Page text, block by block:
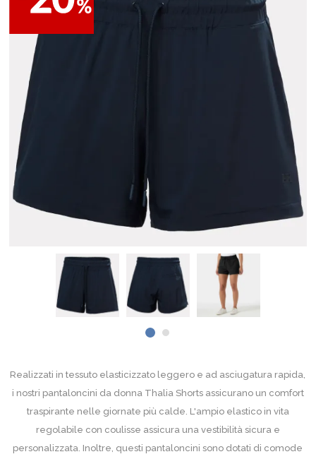
Realizzati in tessuto elasticizzato leggero e ad asciugatura rapida,
i nostri pantaloncini da donna Thalia Shorts assicurano un comfort
traspirante nelle giornate più calde. L'ampio elastico in vita
regolabile con coulisse assicura una vestibilità sicura e
personalizzata. Inoltre, questi pantaloncini sono dotati di comode